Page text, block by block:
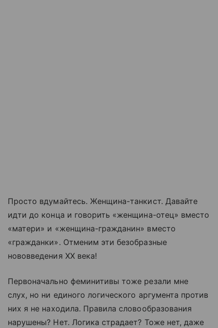
Просто вдумайтесь. Женщина-танкист. Давайте
идти до конца и говорить «женщина-отец» вместо
«матери» и «женщина-гражданин» вместо
«гражданки». Отменим эти безобразные
нововведения XX века!
Первоначально феминитивы тоже резали мне
слух, но ни единого логического аргумента против
них я не находила. Правила словообразования
нарушены? Нет. Логика страдает? Тоже нет, даже